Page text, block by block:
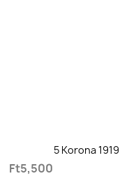
5 Korona 1919
Ft5,500